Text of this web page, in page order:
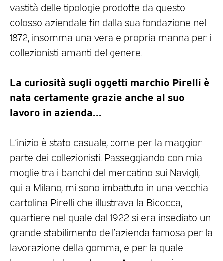
vastità delle tipologie prodotte da questo
colosso aziendale fin dalla sua fondazione nel
1872, insomma una vera e propria manna per i
collezionisti amanti del genere.
La curiosità sugli oggetti marchio Pirelli è
nata certamente grazie anche al suo
lavoro in azienda…
L’inizio è stato casuale, come per la maggior
parte dei collezionisti. Passeggiando con mia
moglie tra i banchi del mercatino sui Navigli,
qui a Milano, mi sono imbattuto in una vecchia
cartolina Pirelli che illustrava la Bicocca,
quartiere nel quale dal 1922 si era insediato un
grande stabilimento dell’azienda famosa per la
lavorazione della gomma, e per la quale